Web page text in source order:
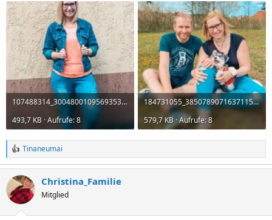
107488314_3004800109569353_1373002485504076913_n.jpg
493,7 KB · Aufrufe: 8
184731055_3850789071637115_3382076969116725117_n.jpg
579,7 KB · Aufrufe: 8
R
e
k
t
i
Tinaneumai
Christina_Familie
Mitglied